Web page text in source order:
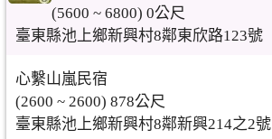
(5600 ~ 6800) 0公尺
臺東縣池上鄉新興村8鄰東欣路123號
心繫山嵐民宿
(2600 ~ 2600) 878公尺
臺東縣池上鄉新興村8鄰新興214之2號